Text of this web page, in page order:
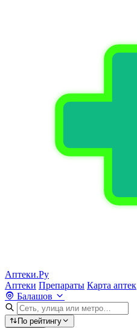
Аптеки.Ру
Аптеки Препараты Карта аптек
Балашов
По рейтингу